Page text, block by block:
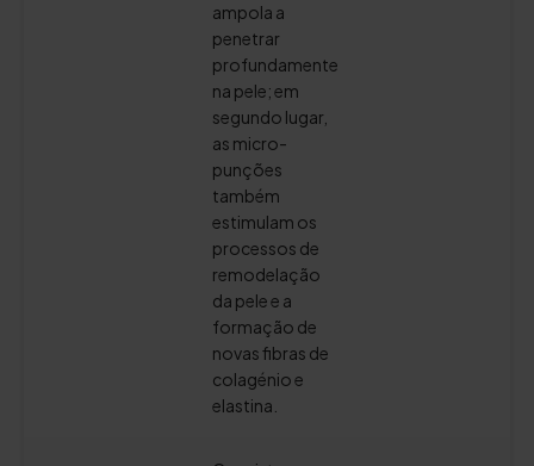
ampola a
penetrar
profundamente
na pele; em
segundo lugar,
as micro-
punções
também
estimulam os
processos de
remodelação
da pele e a
formação de
novas fibras de
colagénio e
elastina.